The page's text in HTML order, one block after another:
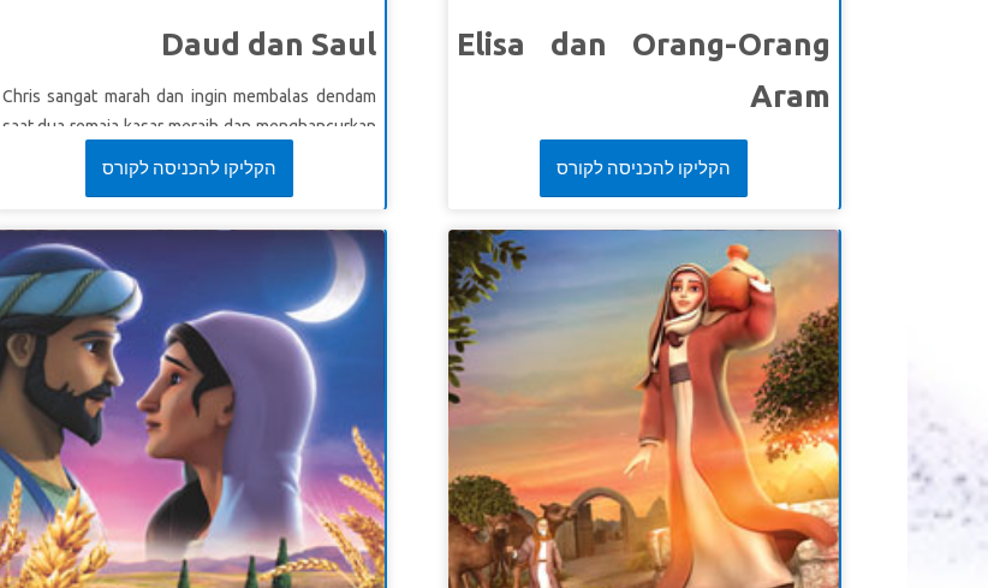
Elisa dan Orang-Orang
Aram
Joy sangat marah ketikaseseorang mengunggah
video memalukan tentang dirinya. Dia menemukan
haruskah diamelakukannya? Superbook membawa
Chris, Joy dan Gizmo menemui nabi Elisa
setelahElia, tuannya terangkat ke surga. Saksikan
bagaimana orang-orang Aram
berusahamenangkap Elisa dan apayang Elisa
lakukan setelah menjebak orang-orang tersebut
di dalam kotaIsrael! Anak-anak belajar bahwa
kasih karunia lebih bisa
menyelesaikan dibandingkan balas dendam.
הקליקו להכניסה לקורס
Daud dan Saul
Chris sangat marah dan ingin membalas dendam
saat dua remaja kasar meraih dan menghancurkan
gitar Chris. Superbook membawa Chris, Joy dan
Saksikan bagaimana Raja Saul berusaha
membunuhnya karena iri hati, dan temukan
mengapa Daud memilihuntuk tidak membalas
dendam, meskipun ada kesempatan yang tepat.
Anak-anak belajar bahwa kemarahan dan balas
dendam bukanlah tujuan Allahbagi kita.
* Pastikan untuk menyaksikan terlebih dahulu
video kisah Alkitab untuk modul ini, karena
beberapa bagian tayangan mungkin terlalu intens
untuk anak kecil. Versi singkatnya tidak terlalu
intens.Selain itu juga saksikan terlebih dahulu
VideoSejarah AlkitabdanVideo Petunjuk Jalan
.
הקליקו להכניסה לקורס